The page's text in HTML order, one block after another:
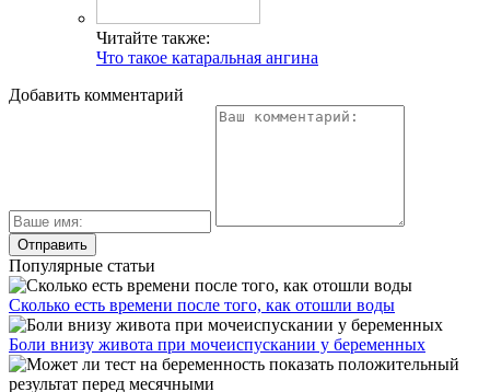
Читайте также:
Что такое катаральная ангина
Добавить комментарий
Популярные статьи
Сколько есть времени после того, как отошли воды
Боли внизу живота при мочеиспускании у беременных